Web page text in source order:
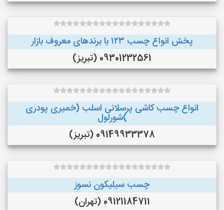
پخش انواع چسب ۱۲۳ با برندهای معروف بازار
09301232561 (تبریز)
انواع چسب کاشی پرسلانی اسلب (خمیری پودری
)شورلول
09149933378 (تبریز)
چسب سیلیکون نسوز
09121184711 (تهران)